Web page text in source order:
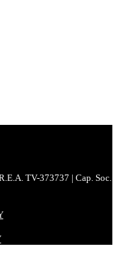
TV-373737 | Cap. Soc.